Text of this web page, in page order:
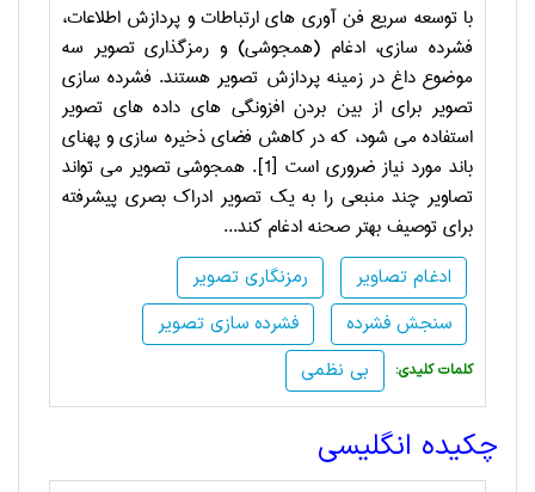
با توسعه سریع فن آوری ­های ارتباطات و پردازش اطلاعات،
فشرده سازی، ادغام (همجوشی) و رمزگذاری تصویر سه
موضوع داغ در زمینه پردازش تصویر هستند. فشرده سازی
تصویر برای از بین بردن افزونگی های داده های تصویر
استفاده می شود، که در کاهش فضای ذخیره سازی و پهنای
باند مورد نیاز ضروری است [1]. همجوشی تصویر می تواند
تصاویر چند منبعی را به یک تصویر ادراک بصری پیشرفته
برای توصیف بهتر صحنه ادغام کند...
رمزنگاری تصویر
ادغام تصاویر
فشرده سازی تصویر
سنجش فشرده
بی نظمی
:کلمات کلیدی
چکیده انگلیسی